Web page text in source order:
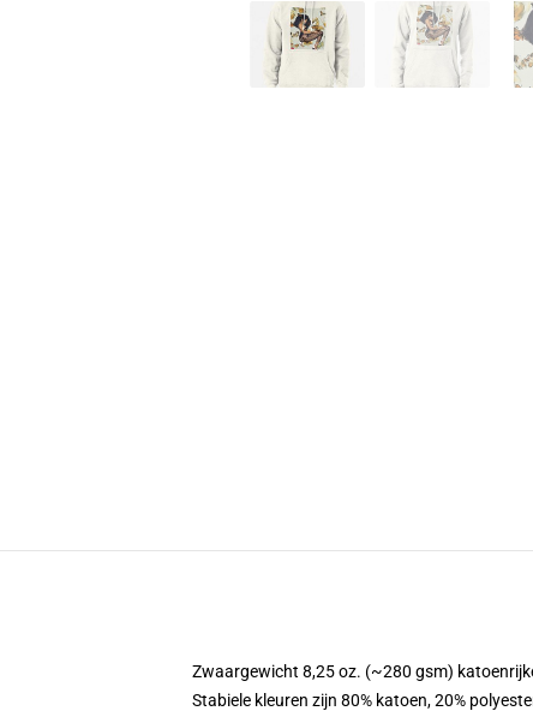
Zwaargewicht 8,25 oz. (~280 gsm)
Stabiele kleuren zijn 80% katoen, 20%